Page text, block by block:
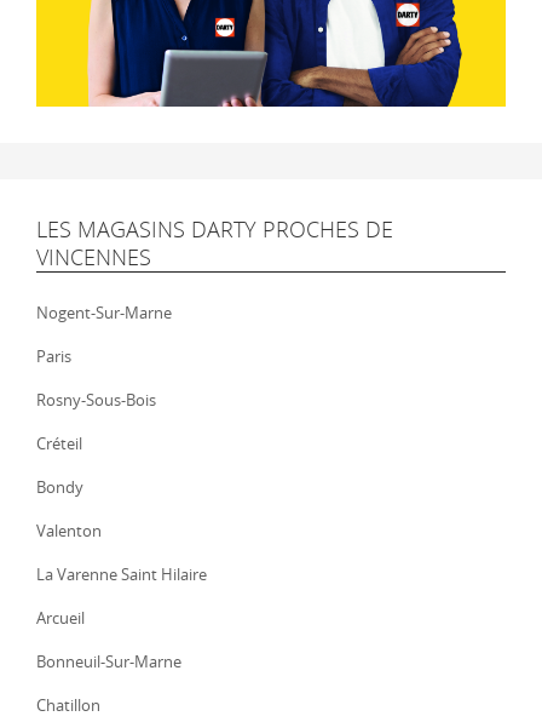
LES MAGASINS DARTY PROCHES DE
VINCENNES
Nogent-Sur-Marne
Paris
Rosny-Sous-Bois
Créteil
Bondy
Valenton
La Varenne Saint Hilaire
Arcueil
Bonneuil-Sur-Marne
Chatillon